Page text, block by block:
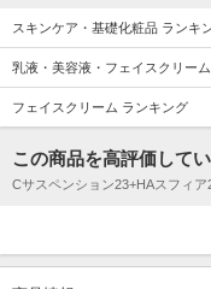
スキンケア・基礎化粧品 ランキ
乳液・美容液・フェイスクリー
フェイスクリーム ランキング
この商品を高評価して
Cサスペンション23+HAスフィ